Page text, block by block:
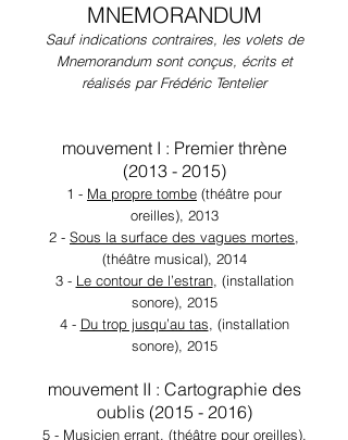
MNEMORANDUM
Sauf indications contraires, les volets de
Mnemorandum sont conçus, écrits et
réalisés par Frédéric Tentelier
mouvement I : Premier thrène
(2013 - 2015)
1 - Ma propre tombe (théâtre pour
oreilles), 2013
2 - Sous la surface des vagues mortes,
(théâtre musical), 2014
3 - Le contour de l’estran, (installation
sonore), 2015
4 - Du trop jusqu’au tas, (installation
sonore), 2015
mouvement II : Cartographie des
oublis (2015 - 2016)
5 - Musicien errant, (théâtre pour oreilles),